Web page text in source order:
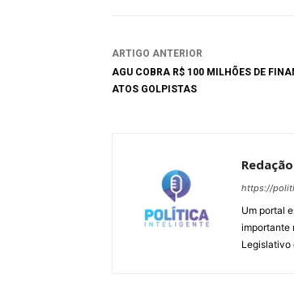
ARTIGO ANTERIOR
AGU COBRA R$ 100 MILHÕES DE
ATOS GOLPISTAS
Redação
https://
Um portal
importante
Legislativo